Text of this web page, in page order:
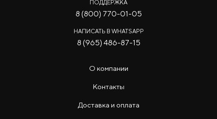
ПОДДЕРЖКА
8 (800) 770-01-05
НАПИСАТЬ В WHATSAPP
8 (965) 486-87-15
О компании
Контакты
Доставка и оплата